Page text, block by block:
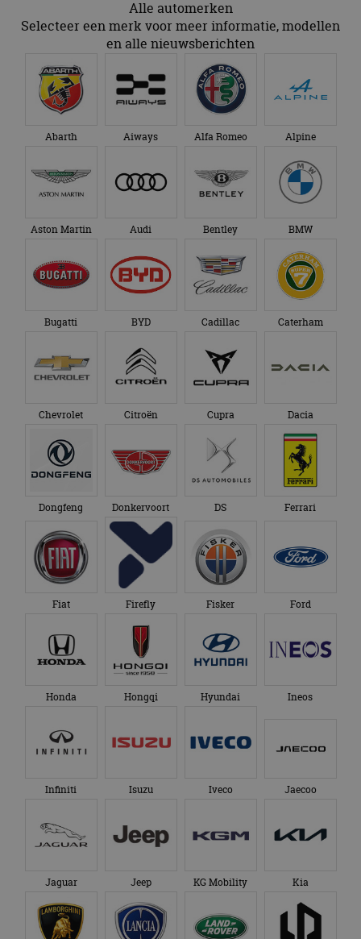
Alle automerken
Selecteer een merk voor meer informatie, modellen
en alle nieuwsberichten
Abarth Aiways Alfa Romeo Alpine
Aston Martin Audi Bentley BMW
Bugatti BYD Cadillac Caterham
Chevrolet Citroën Cupra Dacia
Dongfeng Donkervoort DS Ferrari
Fiat Firefly Fisker Ford
Honda Hongqi Hyundai Ineos
Infiniti Isuzu Iveco Jaecoo
Jaguar Jeep KG Mobility Kia